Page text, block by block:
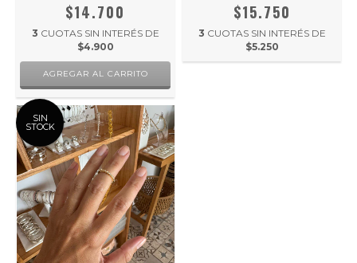
$14.700
3 CUOTAS SIN INTERÉS DE
$4.900
$15.750
3 CUOTAS SIN INTERÉS DE
$5.250
SIN
STOCK